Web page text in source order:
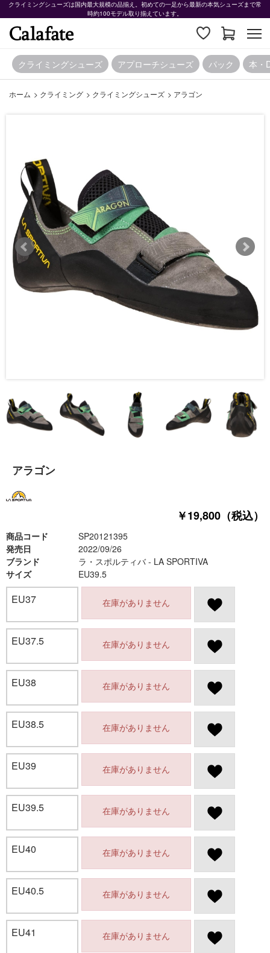
クライミングシューズは国内最大規模の品揃え。初めての一足から最新の本気シューズまで常
時約100モデル取り揃えています。
クライミングシューズ アプローチシューズ パック 本・
ホーム > クライミング > クライミングシューズ > アラゴン
アラゴン
￥19,800（税込）
商品コード
SP20121395
発売日
2022/09/26
ブランド
ラ・スポルティバ - LA SPORTIVA
サイズ
EU39.5
EU37 在庫がありません
EU37.5 在庫がありません
EU38 在庫がありません
EU38.5 在庫がありません
EU39 在庫がありません
EU39.5 在庫がありません
EU40 在庫がありません
EU40.5 在庫がありません
EU41 在庫がありません